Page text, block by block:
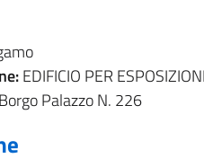
EDIFICIO PER
Palazzo N. 226